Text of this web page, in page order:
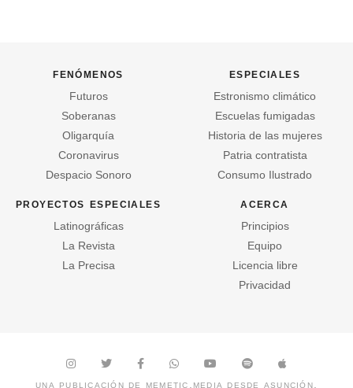
fenómenos
Futuros
Soberanas
Oligarquía
Coronavirus
Despacio Sonoro
especiales
Estronismo climático
Escuelas fumigadas
Historia de las mujeres
Patria contratista
Consumo Ilustrado
proyectos especiales
Latinográficas
La Revista
La Precisa
acerca
Principios
Equipo
Licencia libre
Privacidad
una publicación de memetic.media desde asunción,